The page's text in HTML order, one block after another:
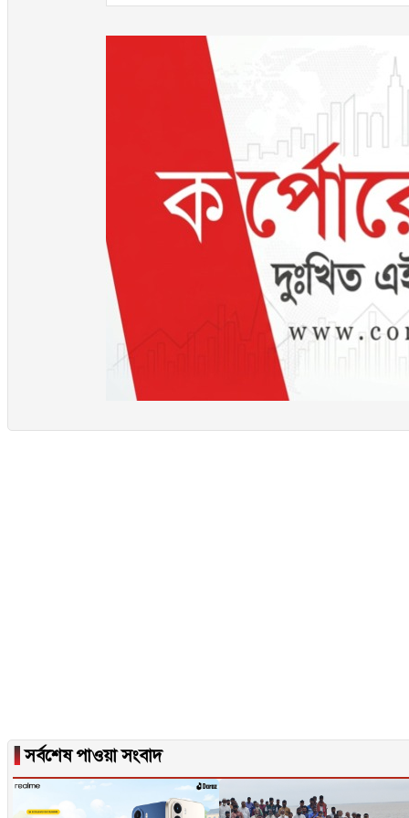
▐সর্বশেষ পাওয়া সংবাদ